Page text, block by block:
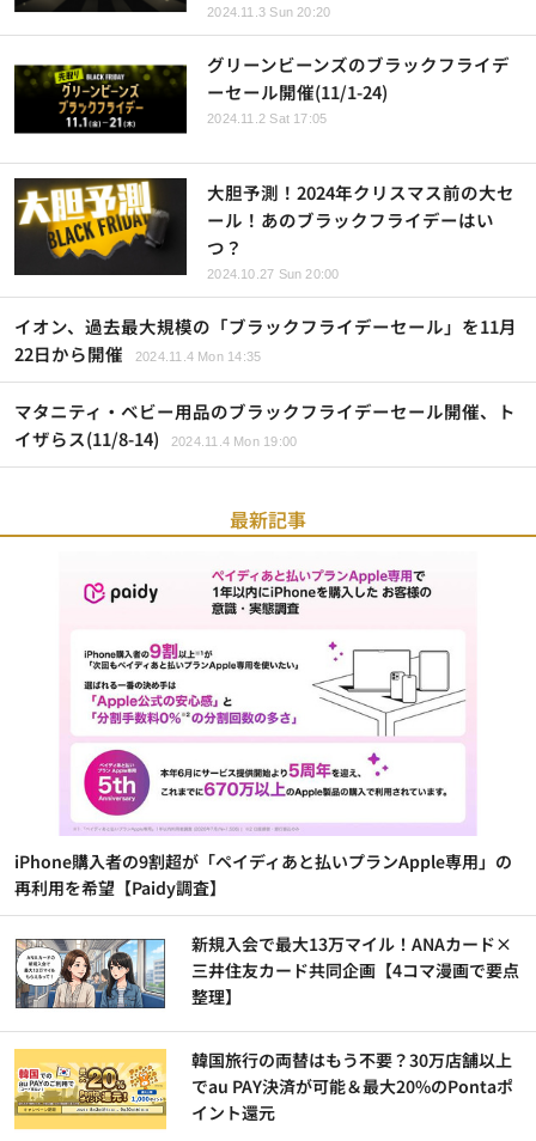
2024.11.3 Sun 20:20
グリーンビーンズのブラックフライデ
ーセール開催(11/1-24)
2024.11.2 Sat 17:05
大胆予測！2024年クリスマス前の大セ
ール！あのブラックフライデーはい
つ？
2024.10.27 Sun 20:00
イオン、過去最大規模の「ブラックフライデーセール」を11月
22日から開催
2024.11.4 Mon 14:35
マタニティ・ベビー用品のブラックフライデーセール開催、ト
イザらス(11/8-14)
2024.11.4 Mon 19:00
最新記事
iPhone購入者の9割超が「ペイディあと払いプランApple専用」の
再利用を希望【Paidy調査】
新規入会で最大13万マイル！ANAカード×
三井住友カード共同企画【4コマ漫画で要点
整理】
韓国旅行の両替はもう不要？30万店舗以上
でau PAY決済が可能＆最大20%のPontaポ
イント還元